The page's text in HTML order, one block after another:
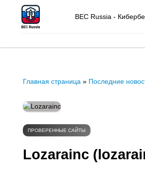
BEC Russia -
Главная страница » Последние
ПРОВЕРЕННЫЕ САЙТЫ
Lozarainc